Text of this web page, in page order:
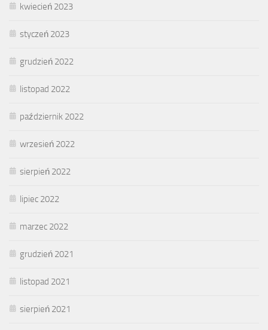
kwiecień 2023
styczeń 2023
grudzień 2022
listopad 2022
październik 2022
wrzesień 2022
sierpień 2022
lipiec 2022
marzec 2022
grudzień 2021
listopad 2021
sierpień 2021